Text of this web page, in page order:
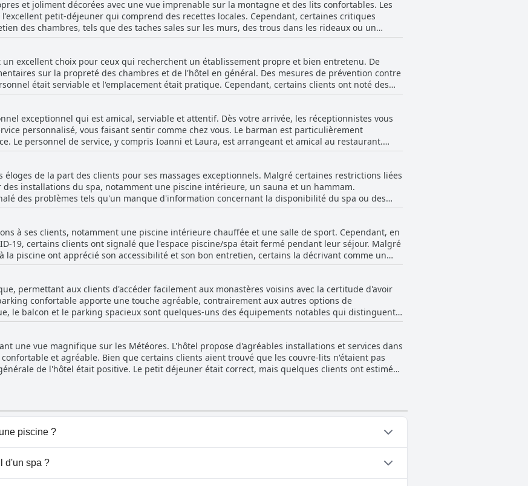
et joliment décorées avec une vue imprenable sur la montagne et des lits confortables. Les
petit-déjeuner qui comprend des recettes locales. Cependant, certaines critiques
des chambres, tels que des taches sales sur les murs, des trous dans les rideaux ou un
salle de bain. Certains clients se plaignent également du bruit provenant des chambres voisines
ces problèmes, la plupart des clients s'accordent à dire que l'hôtel offre un excellent rapport
la part d'un personnel serviable.
un excellent choix pour ceux qui recherchent un établissement propre et bien entretenu. De
sur la propreté des chambres et de l'hôtel en général. Des mesures de prévention contre
était serviable et l'emplacement était pratique. Cependant, certains clients ont noté des
les rideaux et des gouttes sur le sol de la salle de bain. Dans l'ensemble, l'hôtel a reçu des
clients ont eu des expériences négatives.
exceptionnel qui est amical, serviable et attentif. Dès votre arrivée, les réceptionnistes vous
personnalisé, vous faisant sentir comme chez vous. Le barman est particulièrement
Le personnel de service, y compris Ioanni et Laura, est arrangeant et amical au restaurant.
sont des atouts supplémentaires. Bien que certains clients aient signalé des réceptionnistes
l'ensemble du personnel pour son comportement poli et professionnel. N'hésitez pas à
une expérience de vacances agréable avec un personnel très serviable.
éloges de la part des clients pour ses massages exceptionnels. Malgré certaines restrictions liées
des installations du spa, notamment une piscine intérieure, un sauna et un hammam.
des problèmes tels qu'un manque d'information concernant la disponibilité du spa ou des
ne fonctionnait pas pour un client, bien qu'il ait payé un droit d'entrée. Le spa de l'hôtel a
ces problèmes pour atteindre son plein potentiel.
à ses clients, notamment une piscine intérieure chauffée et une salle de sport. Cependant, en
19, certains clients ont signalé que l'espace piscine/spa était fermé pendant leur séjour. Malgré
la piscine ont apprécié son accessibilité et son bon entretien, certains la décrivant comme un
ont mentionné qu'il y avait un supplément pour l'accès à la piscine et au spa, ce qu'ils
prix de leur chambre. Bien que certains clients aient eu des problèmes d'accès à la piscine,
un excellent équipement pour ceux qui se trouvent dans la région et qui cherchent à se
imprenable sur les rochers des Météores.
permettant aux clients d'accéder facilement aux monastères voisins avec la certitude d'avoir
confortable apporte une touche agréable, contrairement aux autres options de
le balcon et le parking spacieux sont quelques-uns des équipements notables qui distinguent
clients aient eu du mal à trouver une place de parking, la plupart ont apprécié l'abondance
le parking de [nom de l'hôtel] est très apprécié des clients.
une vue magnifique sur les Météores. L'hôtel propose d'agréables installations et services dans
et agréable. Bien que certains clients aient trouvé que les couvre-lits n'étaient pas
de l'hôtel était positive. Le petit déjeuner était correct, mais quelques clients ont estimé
entretenait tout avec soin et tout était parfait pour un séjour agréable. Occasionnellement, des
amenant certains clients à remettre en question le nombre d'étoiles de l'hôtel, mais ceux-ci
piscine ?
de piscine(s) appartenant à une ou plusieurs des catégories suivantes : Piscine
d'un spa ?